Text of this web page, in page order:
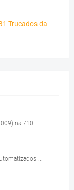
Trucados da
na 710....
...